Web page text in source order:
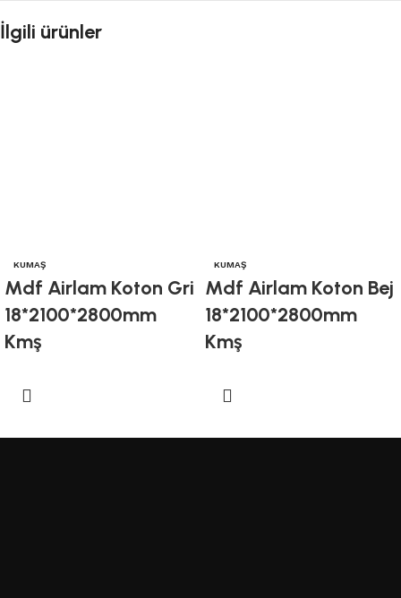
İlgili ürünler
KUMAŞ
Mdf Airlam Koton Gri
18*2100*2800mm
Kmş
KUMAŞ
Mdf Airlam Koton Bej
18*2100*2800mm
Kmş